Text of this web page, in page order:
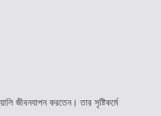
জীবনযাপন করতেন। তার সৃষ্টিকর্মে